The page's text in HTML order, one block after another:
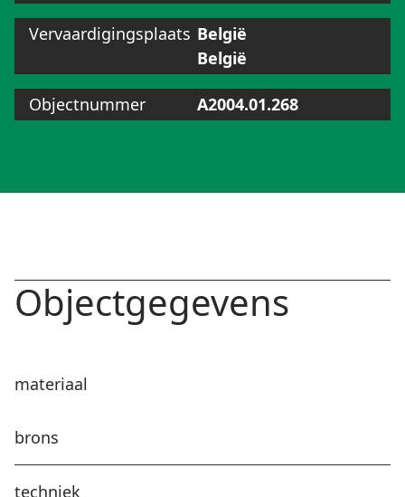
Vervaardigingsplaats België
België
Objectnummer A2004.01.268
Objectgegevens
materiaal
brons
techniek